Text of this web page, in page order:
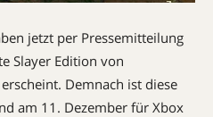
jetzt per Pressemitteilung
Slayer Edition von
erscheint. Demnach ist diese
am 11. Dezember für Xbox